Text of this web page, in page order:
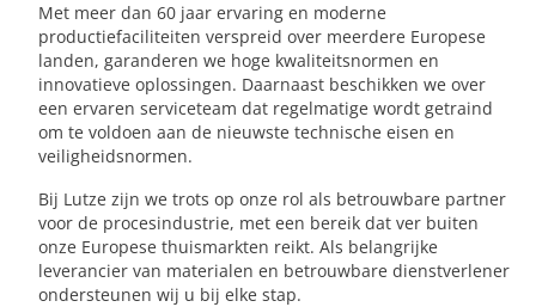
Met meer dan 60 jaar ervaring en moderne
productiefaciliteiten verspreid over meerdere Europese
landen, garanderen we hoge kwaliteitsnormen en
innovatieve oplossingen. Daarnaast beschikken we over
een ervaren serviceteam dat regelmatige wordt getraind
om te voldoen aan de nieuwste technische eisen en
veiligheidsnormen.
Bij Lutze zijn we trots op onze rol als betrouwbare partner
voor de procesindustrie, met een bereik dat ver buiten
onze Europese thuismarkten reikt. Als belangrijke
leverancier van materialen en betrouwbare dienstverlener
ondersteunen wij u bij elke stap.